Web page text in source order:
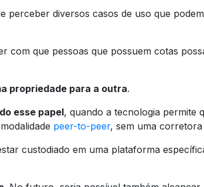
diversos casos de uso que
com que pessoas que possuem cotas
propriedade para a outra.
esse papel, quando a tecnologia permite
peer-to-peer, sem uma corretora
custodiado em uma plataforma